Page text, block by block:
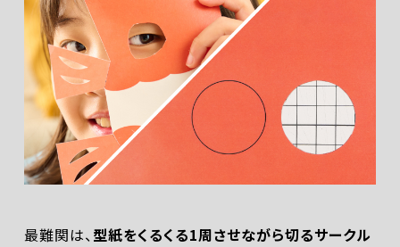
最難関は、型紙をくるくる1周させながら切るサークル